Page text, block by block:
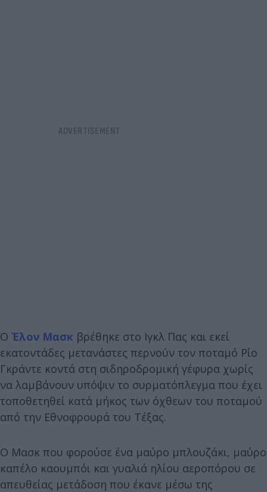
Ο Έλον Μασκ βρέθηκε στο Ιγκλ Πας και εκεί
εκατοντάδες μετανάστες περνούν τον ποταμό Ρίο
Γκράντε κοντά στη σιδηροδρομική γέφυρα χωρίς
να λαμβάνουν υπόψιν το συρματόπλεγμα που έχει
τοποθετηθεί κατά μήκος των όχθεων του ποταμού
από την Εθνοφρουρά του Τέξας.
Ο Μασκ που φορούσε ένα μαύρο μπλουζάκι, μαύρο
καπέλο καουμπόι και γυαλιά ηλίου αεροπόρου σε
απευθείας μετάδοση που έκανε μέσω της